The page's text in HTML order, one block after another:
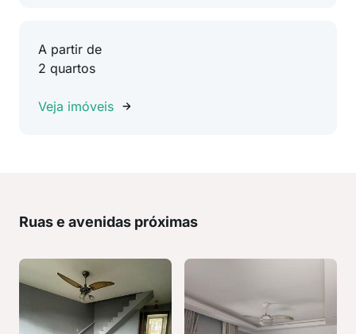
A partir de
2 quartos
Veja imóveis
Ruas e avenidas próximas